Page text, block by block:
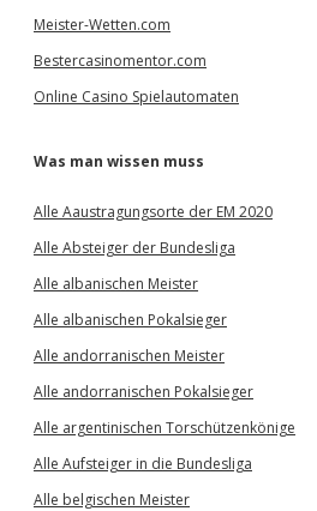
Meister-Wetten.com
Bestercasinomentor.com
Online Casino Spielautomaten
Was man wissen muss
Alle Aaustragungsorte der EM 2020
Alle Absteiger der Bundesliga
Alle albanischen Meister
Alle albanischen Pokalsieger
Alle andorranischen Meister
Alle andorranischen Pokalsieger
Alle argentinischen Torschützenkönige
Alle Aufsteiger in die Bundesliga
Alle belgischen Meister